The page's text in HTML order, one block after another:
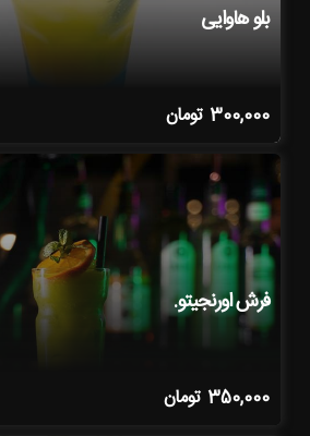
بلو هاوایی
300,000 تومان
فرش اورنجیتو.
350,000 تومان